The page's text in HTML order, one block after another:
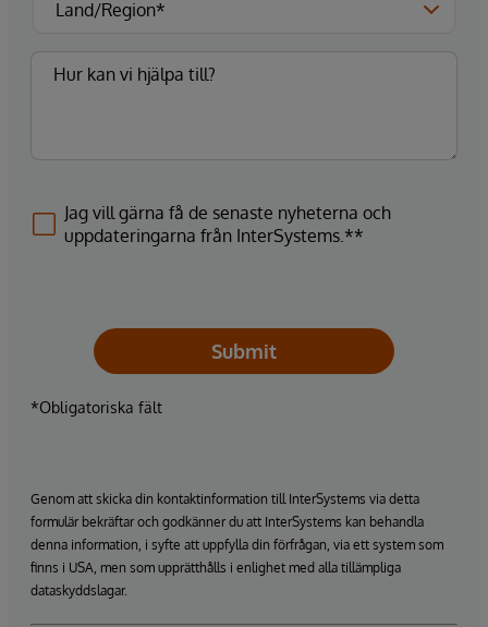
Jag vill gärna få de senaste nyheterna och
uppdateringarna från InterSystems.**
Submit
*Obligatoriska fält
Genom att skicka din kontaktinformation till InterSystems via detta
formulär bekräftar och godkänner du att InterSystems kan behandla
denna information, i syfte att uppfylla din förfrågan, via ett system som
finns i USA, men som upprätthålls i enlighet med alla tillämpliga
dataskyddslagar.